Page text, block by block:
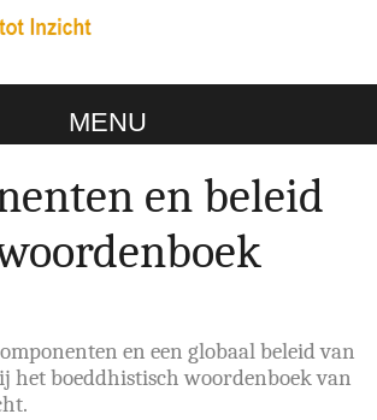
MENU
en beleid
en een globaal beleid van
het boeddhistisch woordenboek van